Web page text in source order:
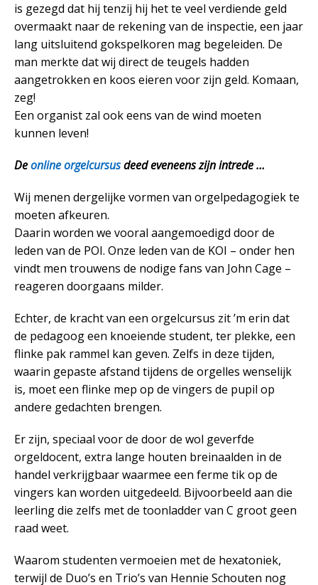
is gezegd dat hij tenzij hij het te veel verdiende geld
overmaakt naar de rekening van de inspectie, een jaar
lang uitsluitend gokspelkoren mag begeleiden. De
man merkte dat wij direct de teugels hadden
aangetrokken en koos eieren voor zijn geld. Komaan,
zeg!
Een organist zal ook eens van de wind moeten
kunnen leven!
Deonlineorgelcursusdeed eveneens zijn intrede …
Wij menen dergelijke vormen van orgelpedagogiek te
moeten afkeuren.
Daarin worden we vooral aangemoedigd door de
leden van de POI. Onze leden van de KOI – onder hen
vindt men trouwens de nodige fans van John Cage –
reageren doorgaans milder.
Echter, de kracht van een orgelcursus zit ’m erin dat
de pedagoog een knoeiende student, ter plekke, een
flinke pak rammel kan geven. Zelfs in deze tijden,
waarin gepaste afstand tijdens de orgelles wenselijk
is, moet een flinke mep op de vingers de pupil op
andere gedachten brengen.
Er zijn, speciaal voor de door de wol geverfde
orgeldocent, extra lange houten breinaalden in de
handel verkrijgbaar waarmee een ferme tik op de
vingers kan worden uitgedeeld. Bijvoorbeeld aan die
leerling die zelfs met de toonladder van C groot geen
raad weet.
Waarom studenten vermoeien met de hexatoniek,
terwijl de Duo’s en Trio’s van Hennie Schouten nog